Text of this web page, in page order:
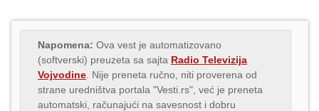
Napomena: Ova vest je automatizovano
(softverski) preuzeta sa sajta Radio Televizija
Vojvodine . Nije preneta ručno, niti proverena od
strane uredništva portala "Vesti.rs", već je preneta
automatski, računajući na savesnost i dobru